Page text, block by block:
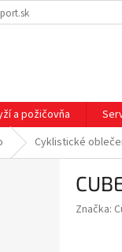
a požičovňa
Cyklistické
Značka: